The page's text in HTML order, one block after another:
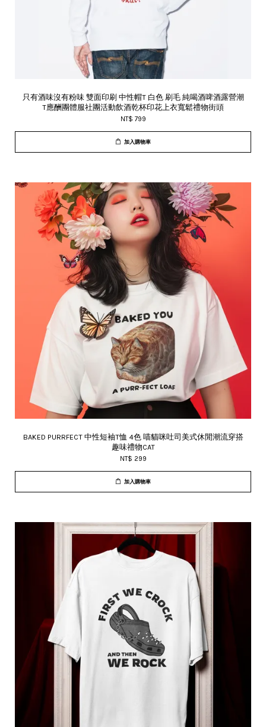
只有酒味沒有粉味 雙面印刷 中性帽T 白色 刷毛 純喝酒啤酒露營潮
T應酬團體服社團活動飲酒乾杯印花上衣寬鬆禮物街頭
NT$ 799
加入購物車
BAKED PURRFECT 中性短袖T恤 4色 喵貓咪吐司美式休閒潮流穿搭
趣味禮物CAT
NT$ 299
加入購物車